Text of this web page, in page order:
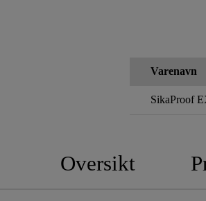
Varenavn
SikaProof
Oversikt